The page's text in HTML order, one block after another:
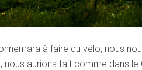
à faire du vélo, nous
nous aurions fait comme dans le